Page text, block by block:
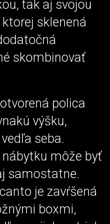
tak aj svojou
sklenená
skombinovať
polica
výšku,
seba.
môže byť
samostatne.
je zavŕšená
boxmi,